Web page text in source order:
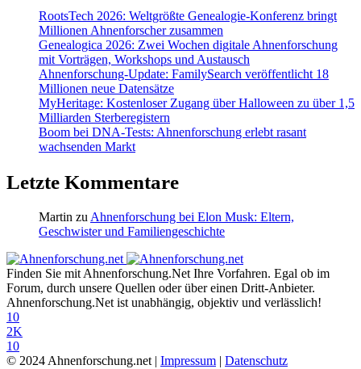
RootsTech 2026: Weltgrößte Genealogie-Konferenz bringt
Millionen Ahnenforscher zusammen
Genealogica 2026: Zwei Wochen digitale Ahnenforschung
mit Vorträgen, Workshops und Austausch
Ahnenforschung-Update: FamilySearch veröffentlicht 18
Millionen neue Datensätze
MyHeritage: Kostenloser Zugang über Halloween zu über 1,5
Milliarden Sterberegistern
Boom bei DNA-Tests: Ahnenforschung erlebt rasant
wachsenden Markt
Letzte Kommentare
Martin zu Ahnenforschung bei Elon Musk: Eltern,
Geschwister und Familiengeschichte
Finden Sie mit Ahnenforschung.Net Ihre Vorfahren. Egal ob im
Forum, durch unsere Quellen oder über einen Dritt-Anbieter.
Ahnenforschung.Net ist unabhängig, objektiv und verlässlich!
10
2K
10
© 2024 Ahnenforschung.net | Impressum | Datenschutz